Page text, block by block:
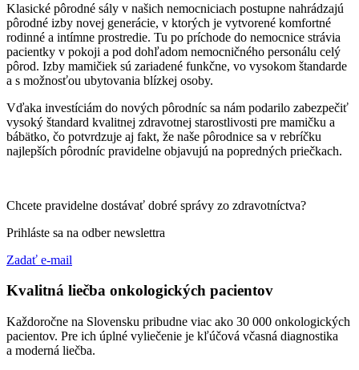
Klasické pôrodné sály v našich nemocniciach postupne nahrádzajú
pôrodné izby novej generácie, v ktorých je vytvorené komfortné
rodinné a intímne prostredie. Tu po príchode do nemocnice strávia
pacientky v pokoji a pod dohľadom nemocničného personálu celý
pôrod. Izby mamičiek sú zariadené funkčne, vo vysokom štandarde
a s možnosťou ubytovania blízkej osoby.
Vďaka investíciám do nových pôrodníc sa nám podarilo zabezpečiť
vysoký štandard kvalitnej zdravotnej starostlivosti pre mamičku a
bábätko, čo potvrdzuje aj fakt, že naše pôrodnice sa v rebríčku
najlepších pôrodníc pravidelne objavujú na popredných priečkach.
Chcete pravidelne dostávať dobré správy zo zdravotníctva?
Prihláste sa na odber newslettra
Zadať e-mail
Kvalitná liečba onkologických pacientov
Každoročne na Slovensku pribudne viac ako 30 000 onkologických
pacientov. Pre ich úplné vyliečenie je kľúčová včasná diagnostika
a moderná liečba.